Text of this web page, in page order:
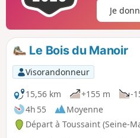
Je
Le Bois du Manoir
Visorandonneur
15,56 km
+155 m
-
4h 55
Moyenne
Départ à Toussaint (Seine-